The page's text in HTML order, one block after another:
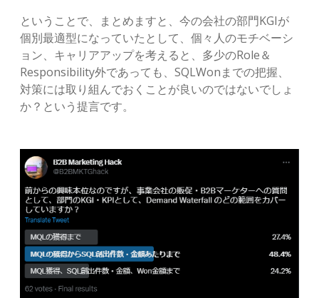
ということで、まとめますと、今の会社の部門KGIが
個別最適型になっていたとして、個々人のモチベーシ
ョン、キャリアアップを考えると、多少のRole＆
Responsibility外であっても、SQLWonまでの把握、
対策には取り組んでおくことが良いのではないでしょ
か？という提言です。